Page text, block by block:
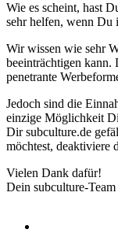
Wie es scheint, hast
sehr helfen, wenn Du
Wir wissen wie sehr
beeinträchtigen kann.
penetrante
Jedoch sind die
einzige Möglichkeit
Dir subculture.de
möchtest, deaktiviere
Vielen Dank dafür!
Dein subculture-Team